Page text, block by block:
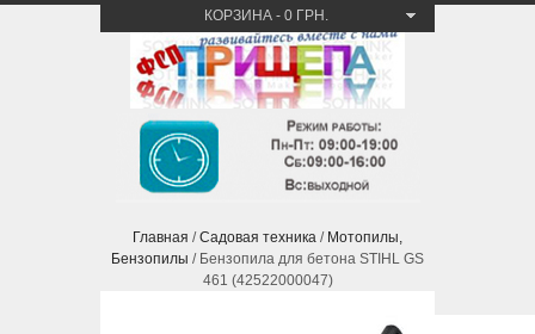
КОРЗИНА - 0 ГРН.
Главная /Садовая техника / Мотопилы,
Бензопилы / Бензопила для бетона STIHL GS
461 (42522000047)